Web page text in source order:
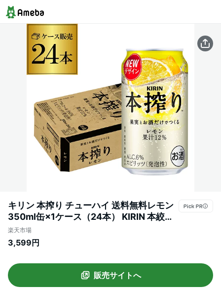
キリン 本搾り チューハイ 送料無料レモン
350ml缶×1ケース（24本） KIRIN 本絞り
チューハイ ケース 詰め合わせ サワー レモ
ンサワー缶 24本 本しぼり AIB
楽天市場
3,599円
販売サイトへ